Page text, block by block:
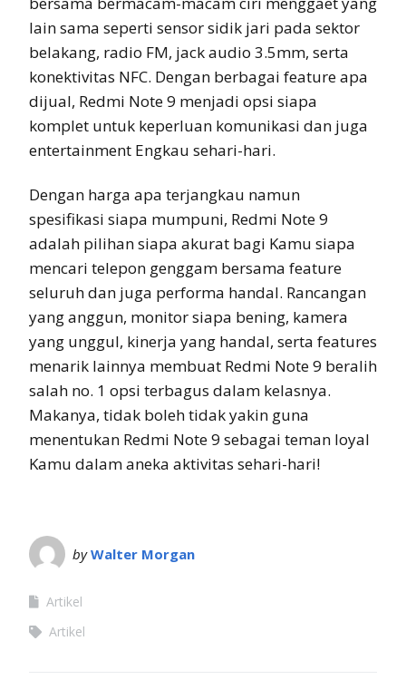
lain sama seperti sensor sidik jari pada sektor
belakang, radio FM, jack audio 3.5mm, serta
konektivitas NFC. Dengan berbagai feature apa
dijual, Redmi Note 9 menjadi opsi siapa
komplet untuk keperluan komunikasi dan juga
entertainment Engkau sehari-hari.
Dengan harga apa terjangkau namun
spesifikasi siapa mumpuni, Redmi Note 9
adalah pilihan siapa akurat bagi Kamu siapa
mencari telepon genggam bersama feature
seluruh dan juga performa handal. Rancangan
yang anggun, monitor siapa bening, kamera
yang unggul, kinerja yang handal, serta features
menarik lainnya membuat Redmi Note 9 beralih
salah no. 1 opsi terbagus dalam kelasnya.
Makanya, tidak boleh tidak yakin guna
menentukan Redmi Note 9 sebagai teman loyal
Kamu dalam aneka aktivitas sehari-hari!
byWalter Morgan
Artikel
Artikel